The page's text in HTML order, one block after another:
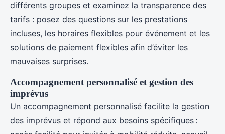
différents groupes et examinez la transparence des
tarifs : posez des questions sur les prestations
incluses, les horaires flexibles pour événement et les
solutions de paiement flexibles afin d’éviter les
mauvaises surprises.
Accompagnement personnalisé et gestion des
imprévus
Un accompagnement personnalisé facilite la gestion
des imprévus et répond aux besoins spécifiques :